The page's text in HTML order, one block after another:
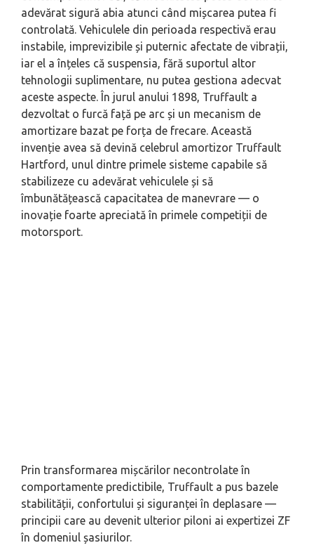
adevărat sigură abia atunci când mișcarea putea fi
controlată. Vehiculele din perioada respectivă erau
instabile, imprevizibile și puternic afectate de vibrații,
iar el a înțeles că suspensia, fără suportul altor
tehnologii suplimentare, nu putea gestiona adecvat
aceste aspecte. În jurul anului 1898, Truffault a
dezvoltat o furcă față pe arc și un mecanism de
amortizare bazat pe forța de frecare. Această
invenție avea să devină celebrul amortizor Truffault
Hartford, unul dintre primele sisteme capabile să
stabilizeze cu adevărat vehiculele și să
îmbunătățească capacitatea de manevrare — o
inovație foarte apreciată în primele competiții de
motorsport.
Prin transformarea mișcărilor necontrolate în
comportamente predictibile, Truffault a pus bazele
stabilității, confortului și siguranței în deplasare —
principii care au devenit ulterior piloni ai expertizei ZF
în domeniul șasiurilor.